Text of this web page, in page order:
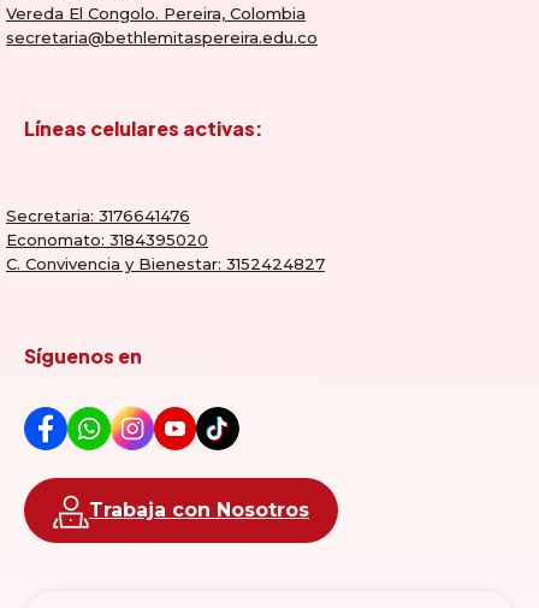
Vereda El Congolo. Pereira, Colombia
secretaria@bethlemitaspereira.edu.co
Líneas celulares activas:
Secretaria: 3176641476
Economato: 3184395020
C. Convivencia y Bienestar: 3152424827
Síguenos en
Trabaja con Nosotros